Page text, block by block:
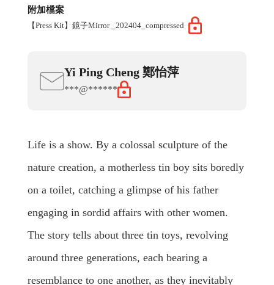
附加檔案
【Press Kit】鏡子Mirror _202404_compressed
Yi Ping Cheng 鄭怡萍
***@******
Life is a show. By a colossal sculpture of the
nature creation, a motherless tin boy sits boredly
on a toilet, catching a glimpse of his father
engaging in sordid affairs with other women.
The story tells about three tin toys, revolving
around three generations, each bearing a
resemblance to one another, as they inevitably